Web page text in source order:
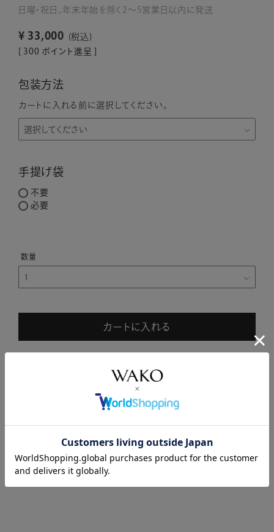
日曜・祝日、年末年始を除く2～5営業日以内に発送
¥ 33,000
税込
300 ポイント進呈 ]
包装方法
カートに入れる前に選択してください。
手提げ袋
不要
必要
カートに入れる
商品詳細
注意事項・キャンセル・返品